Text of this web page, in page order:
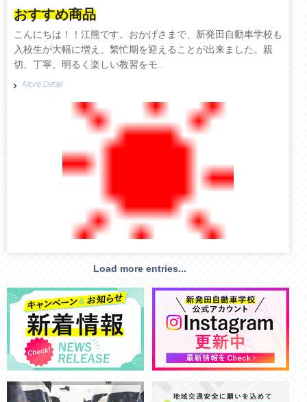
おすすめ商品
こんにちは！！江熊です。おかげさまで、新発田自動車学校も
入校生が大幅に増え、繁忙期を迎えることが出来ました。親
切、丁寧、明るく楽しい教習をモ...
More Detail
Load more entries...